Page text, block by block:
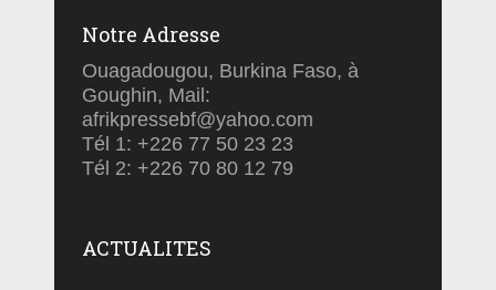
Notre Adresse
Ouagadougou, Burkina Faso, à
Goughin, Mail:
afrikpressebf@yahoo.com
Tél 1: +226 77 50 23 23
Tél 2: +226 70 80 12 79
ACTUALITES